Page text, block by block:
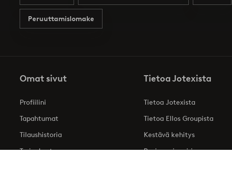
Peruuttamislomake
Omat sivut
Profiilini
Tapahtumat
Tilaushistoria
Tarjoukset
Tietoa Jotexista
Tietoa Jotexista
Tietoa Ellos Groupista
Kestävä kehitys
Business inquiries